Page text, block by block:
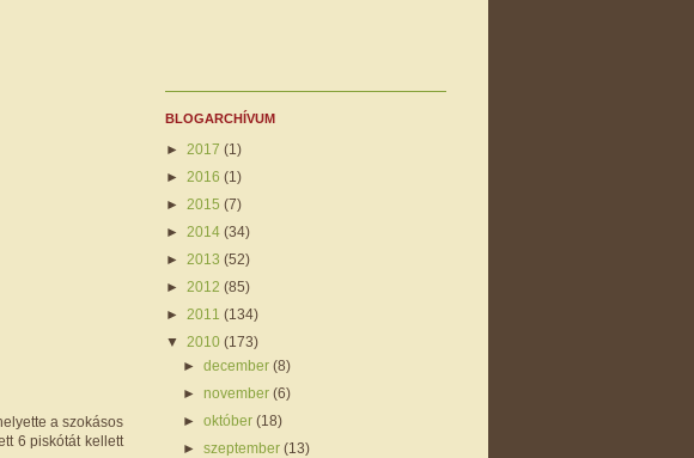
a szokásos
6 piskótát kellett
BLOGARCHÍVUM
► 2017 (1)
► 2016 (1)
► 2015 (7)
► 2014 (34)
► 2013 (52)
► 2012 (85)
► 2011 (134)
▼ 2010 (173)
►december(8)
►november(6)
►október(18)
►szeptember(13)